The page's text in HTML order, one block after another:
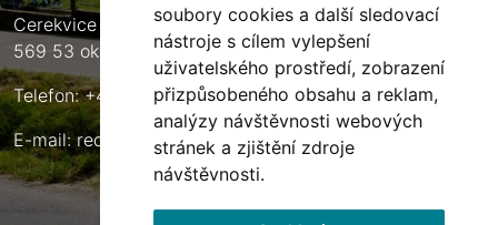
soubory cookies a další sledovací
nástroje s cílem vylepšení
uživatelského prostředí, zobrazení
přizpůsobeného obsahu a reklam,
analýzy návštěvnosti webových
stránek a zjištění zdroje
návštěvnosti.
Cerekvice nad Loučnou 135
569 53 okres Svitavy
Telefon: +420 461 633 140
E-mail:reditel@zscerekvice.cz